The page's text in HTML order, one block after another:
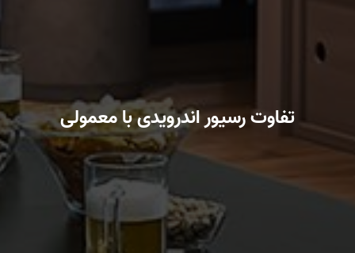
تفاوت رسیور اندرویدی با معمولی